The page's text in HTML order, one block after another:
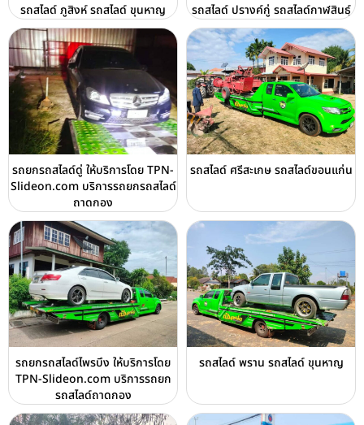
รถสไลด์ ภูสิงห์ รถสไลด์ ขุนหาญ รถสไลด์ ปรางค์กู่ รถสไลด์กาฬสินธุ์
รถยกรถสไลด์ดู่ ให้บริการโดย TPN-
Slideon.com บริการรถยกรถสไลด์
ถาดกอง
รถสไลด์ ศรีสะเกษ รถสไลด์ขอนแก่น
รถยกรถสไลด์ไพรบึง ให้บริการโดย
TPN-Slideon.com บริการรถยก
รถสไลด์ถาดกอง
รถสไลด์ พราน รถสไลด์ ขุนหาญ